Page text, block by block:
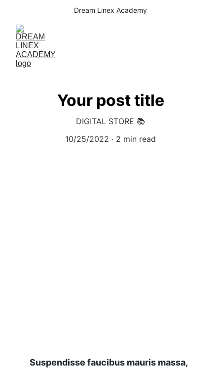
Dream Linex Academy
Your post title
DIGITAL STORE 📚
10/25/2022
2 min read
Suspendisse faucibus mauris massa,